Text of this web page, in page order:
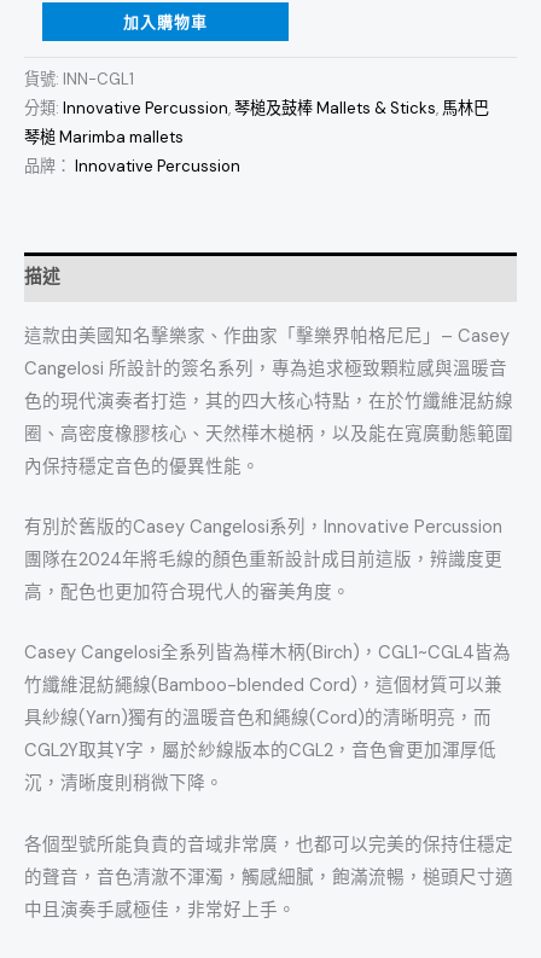
加入購物車
貨號: INN-CGL1
分類: Innovative Percussion,琴槌及鼓棒 Mallets & Sticks, 馬林巴
琴槌 Marimba mallets
品牌： Innovative Percussion
描述
這款由美國知名擊樂家、作曲家「擊樂界帕格尼尼」– Casey
Cangelosi 所設計的簽名系列，專為追求極致顆粒感與溫暖音
色的現代演奏者打造，其的四大核心特點，在於竹纖維混紡線
圈、高密度橡膠核心、天然樺木槌柄，以及能在寬廣動態範圍
內保持穩定音色的優異性能。
有別於舊版的Casey Cangelosi系列，Innovative Percussion
團隊在2024年將毛線的顏色重新設計成目前這版，辨識度更
高，配色也更加符合現代人的審美角度。
Casey Cangelosi全系列皆為樺木柄(Birch)，CGL1~CGL4皆為
竹纖維混紡繩線(Bamboo-blended Cord)，這個材質可以兼
具紗線(Yarn)獨有的溫暖音色和繩線(Cord)的清晰明亮，而
CGL2Y取其Y字，屬於紗線版本的CGL2，音色會更加渾厚低
沉，清晰度則稍微下降。
各個型號所能負責的音域非常廣，也都可以完美的保持住穩定
的聲音，音色清澈不渾濁，觸感細膩，飽滿流暢，槌頭尺寸適
中且演奏手感極佳，非常好上手。